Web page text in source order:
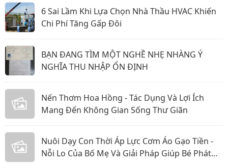
6 Sai Lầm Khi Lựa Chọn Nhà Thầu HVAC Khiến
Chi Phí Tăng Gấp Đôi
BẠN ĐANG TÌM MỘT NGHỀ NHẸ NHÀNG Ý
NGHĨA THU NHẬP ỔN ĐỊNH
Nến Thơm Hoa Hồng - Tác Dụng Và Lợi Ích
Mang Đến Không Gian Sống Thư Giãn
Nuôi Dạy Con Thời Áp Lực Cơm Áo Gạo Tiền -
Nỗi Lo Của Bố Mẹ Và Giải Pháp Giúp Bé Phát